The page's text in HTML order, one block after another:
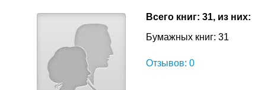
Всего книг: 31, из них:
Бумажных книг: 31
Отзывов: 0